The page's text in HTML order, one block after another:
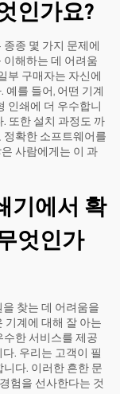
인가요?
종 몇 가지 문제에
이해하는 데 어려움
부 구매자는 자신에
를 들어, 어떤 기계
인쇄에 더 우수합니
또한 설치 과정도 까
정확한 소프트웨어를
사람에게는 이 과
기에서 확
엇인가
찾는 데 어려움을
기계에 대해 잘 아는
수한 서비스를 제공
. 우리는 고객이 필
다. 이러한 흔한 문
험을 선사한다는 것